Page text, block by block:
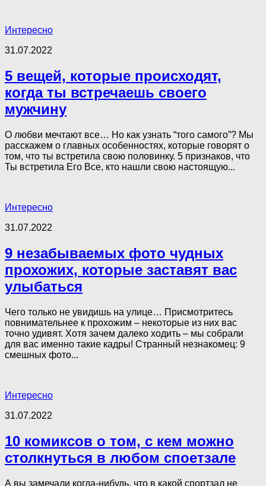
Интересно
31.07.2022
5 вещей, которые происходят,
когда ты встречаешь своего
мужчину
О любви мечтают все… Но как узнать “того самого”? Мы
расскажем о главных особенностях, которые говорят о
том, что ты встретила свою половинку. 5 признаков, что
Ты встретила Его Все, кто нашли свою настоящую...
Интересно
31.07.2022
9 незабываемых фото чудных
прохожих, которые заставят вас
улыбаться
Чего только не увидишь на улице… Присмотритесь
повнимательнее к прохожим – некоторые из них вас
точно удивят. Хотя зачем далеко ходить – мы собрали
для вас именно такие кадры! Странный незнакомец: 9
смешных фото...
Интересно
31.07.2022
10 комиксов о том, с кем можно
столкнуться в любом споетзале
А вы замечали когда-нибудь, что в какой спортзал не